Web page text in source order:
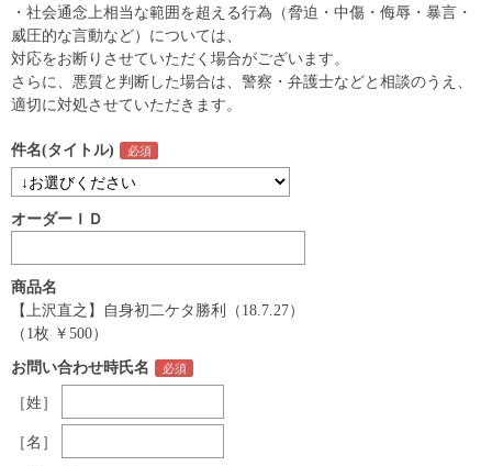
・社会通念上相当な範囲を超える行為（脅迫・中傷・侮辱・暴言・
威圧的な言動など）については、
対応をお断りさせていただく場合がございます。
さらに、悪質と判断した場合は、警察・弁護士などと相談のうえ、
適切に対処させていただきます。
件名(タイトル)
オーダーＩＤ
商品名
【上沢直之】自身初二ケタ勝利（18.7.27）
（1枚 ￥500）
お問い合わせ時氏名
［姓］
［名］